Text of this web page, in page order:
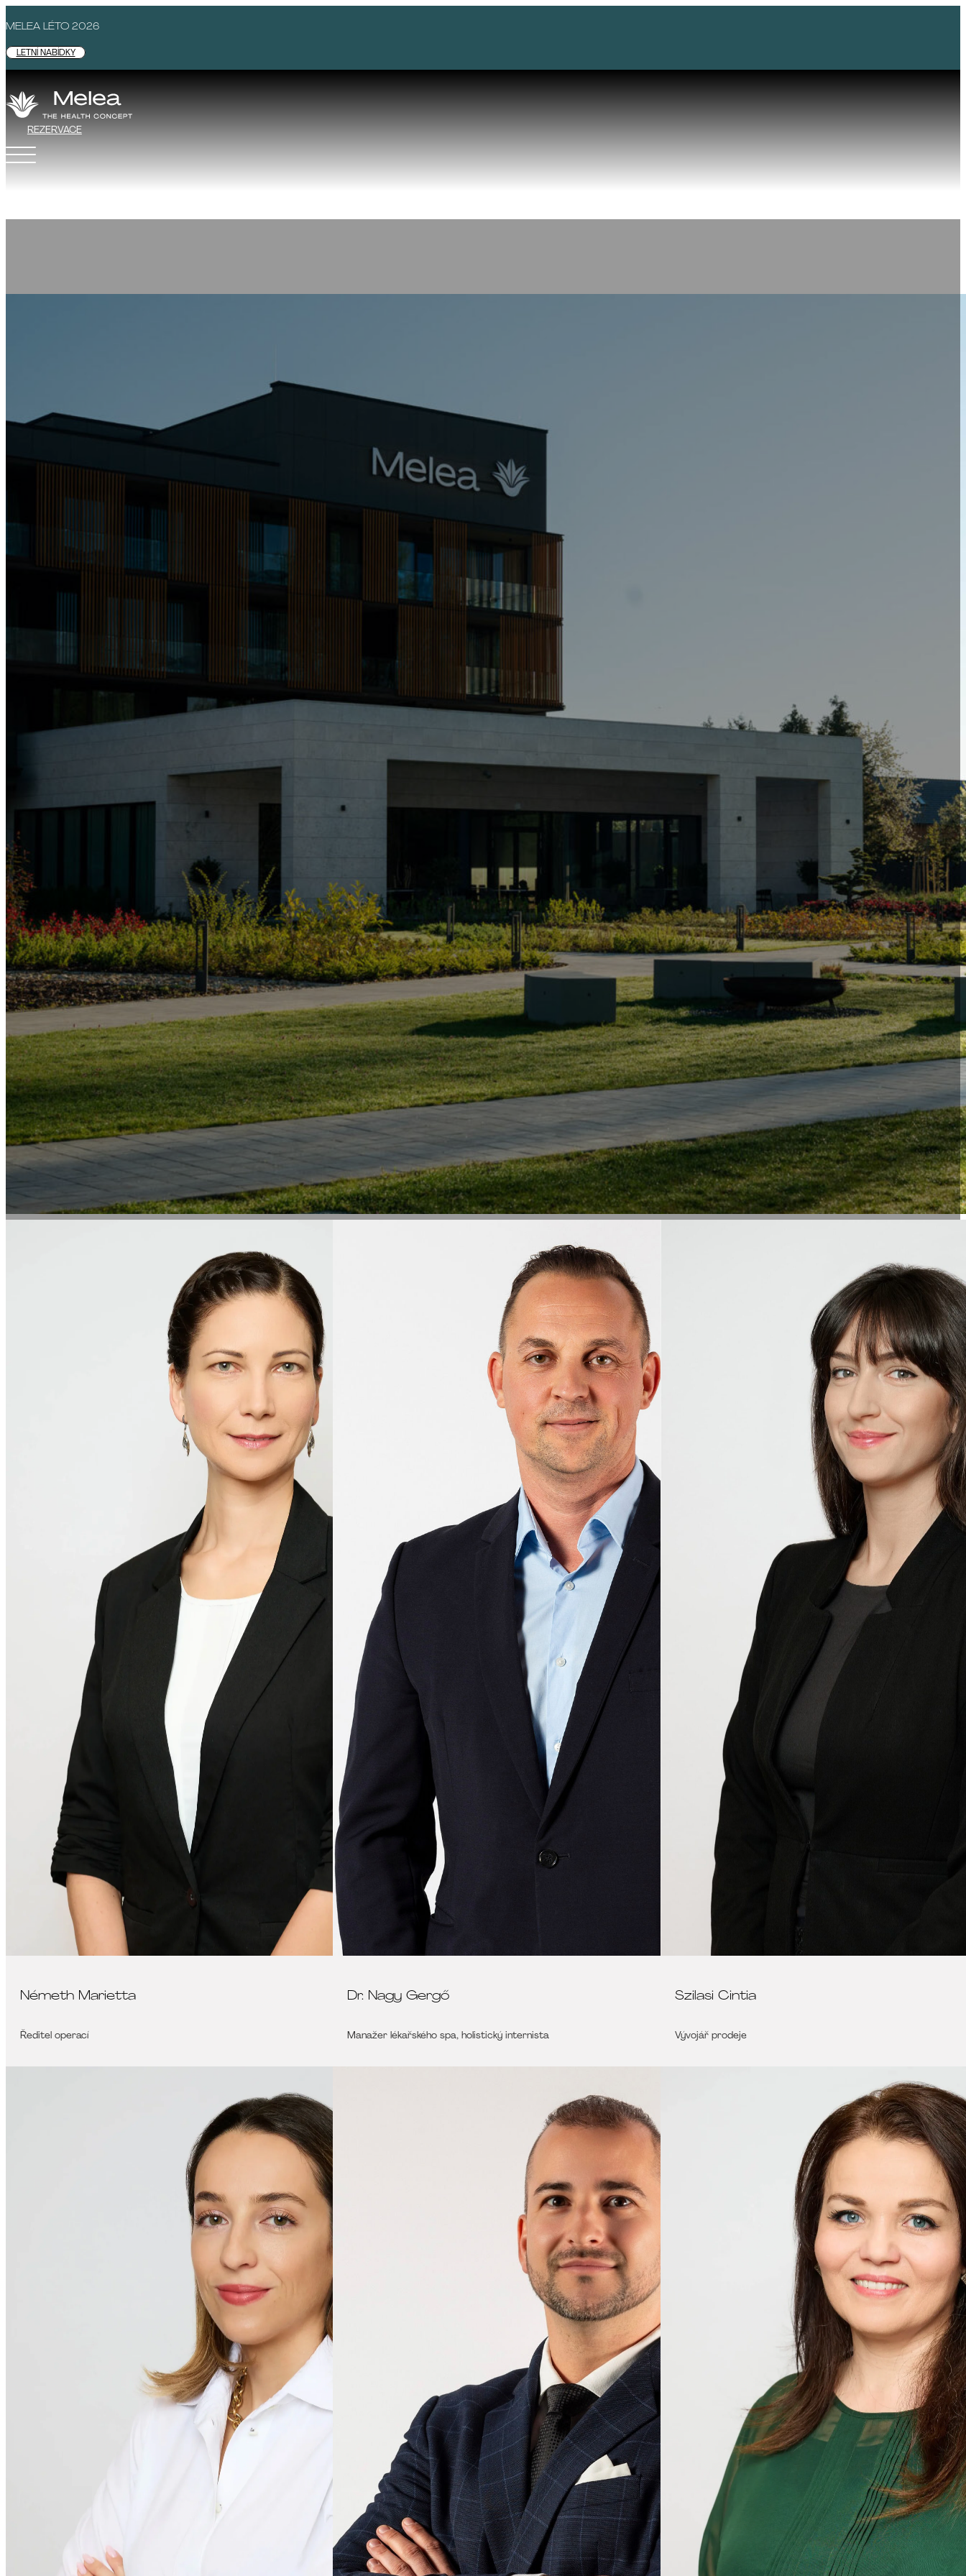
MELEA LÉTO 2026
LETNÍ NABÍDKY
REZERVACE
Németh Marietta
Ředitel operací
Dr. Nagy Gergő
Manažer lékařského spa, holistický internista
Szilasi Cintia
Vývojář prodeje